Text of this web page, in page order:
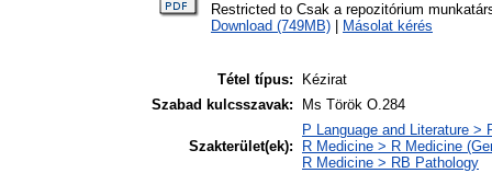
Restricted to Csak a repozitórium
Download (749MB)
Másolat kérés
Tétel típus:
Kézirat
Szabad kulcsszavak:
Ms Török O.284
Szakterület(ek):
P Language and Literature >
R Medicine > R Medicine
R Medicine > RB Pathology